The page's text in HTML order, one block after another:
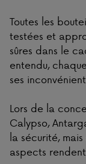
Toutes les
testées et
sûres dans le
entendu,
ses
Lors de la
Calypso,
la sécurité,
aspects